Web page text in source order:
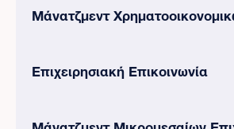
Μάνατζμεντ
Επιχειρησιακή Επικοινωνία